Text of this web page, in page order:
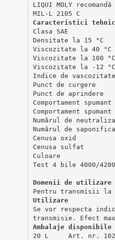
LIQUI MOLY
MIL-L 2105 C
Caracteristici
Clasa SAE
Densitate la 15 °C
Viscozitate la 40 °C
Viscozitate la 100 °C
Viscozitate la -12 °C
Indice de
Punct de curgere
Punct de aprindere
Comportament
Comportament
Numărul de
Numărul de
Cenusa oxid
Cenusa sulfat
Culoare
Test 4 bile 4000/
Domenii de utilizare
Pentru transmisii la
Utilizare
Se vor respecta
transmisie. Efect
Ambalaje disponibile
20 L     Art. nr.